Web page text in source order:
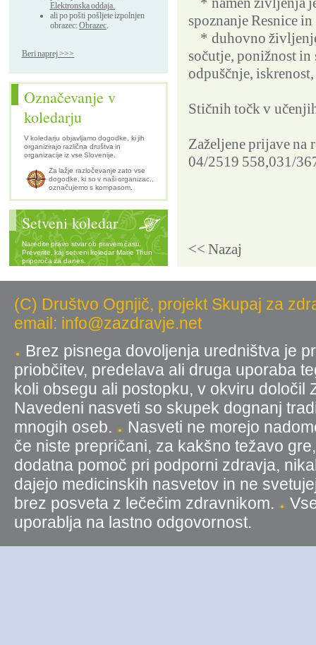
spoznanje Resnice
* duhovno
sočutje, ponižnost in
odpuščnje,
Stičnih točk v
Zaželjene prijave na
04/2519 558,031/
<< Nazaj
Elektronska oddaja.
ali po pošti pošljete izpolnjen
obrazec:Obrazec.
Beri naprej >>>
Označevanje v
koledarju
V koledarju objavljamo dogodke, ki jih
organizirajo različna društva in
organizacije iz vse Slovenije.
Za lažje razločevanje zato vse
dogodke, ki so v naši organizac.,
označujemo s kompasom.
Setveni koledar
Naredite pravo stvar ob pravem času.
Preverite, kaj setveni koledar Marie Thun
priporoča za danes.
(C) Društvo Ognjič, projekt Skupaj za
email: info@zazdravje.net
Brez pisnega dovoljenja uredništva je
priobčitev, predelava ali druga uporaba
koli obsegu ali postopku, v okviru
Navedeni nasveti so skupek dognanj
mnogih oseb.
Nasveti ne morejo
če niste prepričani, za kakšno težavo
dodatna pomoč pri podporni zdravja,
dajejo medicinskih nasvetov in ne
brez posveta z lečečim zdravnikom.
uporablja na lastno odgovornost.